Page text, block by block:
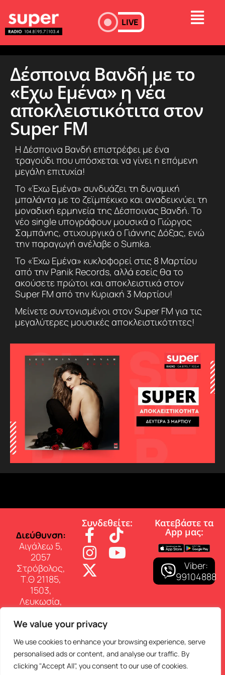
We value your privacy
We use cookies to enhance your browsing experience, serve
personalised ads or content, and analyse our traffic. By
clicking "Accept All", you consent to our use of cookies.
LIVE
Δέσποινα Βανδή με το
«Εχω Εμένα» η νέα
αποκλειστικότιτα στον
Super FM
Η Δέσποινα Βανδή επιστρέφει με ένα
τραγούδι που υπόσχεται να γίνει η επόμενη
μεγάλη επιτυχία!
Το «Έχω Εμένα» συνδυάζει τη δυναμική
μπαλάντα με το ζεϊμπέκικο και αναδεικνύει τη
μοναδική ερμηνεία της Δέσποινας Βανδή. Το
νέο single υπογράφουν μουσικά ο Γιώργος
Σαμπάνης, στιχουργικά ο Γιάννης Δόξας, ενώ
την παραγωγή ανέλαβε ο Sumka.
Το «Έχω Εμένα» κυκλοφορεί στις 8 Μαρτίου
από την Panik Records, αλλά εσείς θα το
ακούσετε πρώτοι και αποκλειστικά στον
Super FM από την Κυριακή 3 Μαρτίου!
Μείνετε συντονισμένοι στον Super FM για τις
μεγαλύτερες μουσικές αποκλειστικότητες!
∆ιεύθυνση:
Αιγάλεω 5,
2057
Στρόβολος,
Τ.Θ 21185,
1503,
Λευκωσία,
Επικοινωνία:
Τηλ: 22 460
150
E-mail:
Συνδεθείτε: Κατεβάστε τα
App µας:
Viber:
99104888